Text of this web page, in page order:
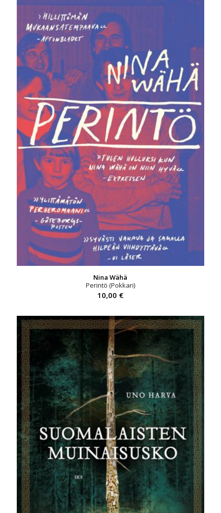
Nina Wähä
Perintö (Pokkari)
10,00 €